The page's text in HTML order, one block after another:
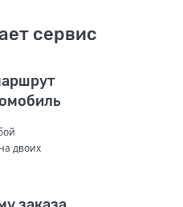
сервис
двоих